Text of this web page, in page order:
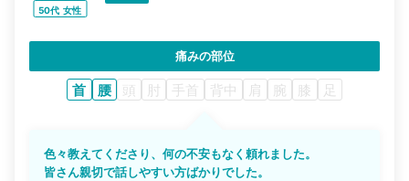
50代 女性
痛みの部位
首 腰 頭 肘 手首 背中 肩 腕 膝 足
色々教えてくださり、何の不安もなく頼れました。
皆さん親切で話しやすい方ばかりでした。